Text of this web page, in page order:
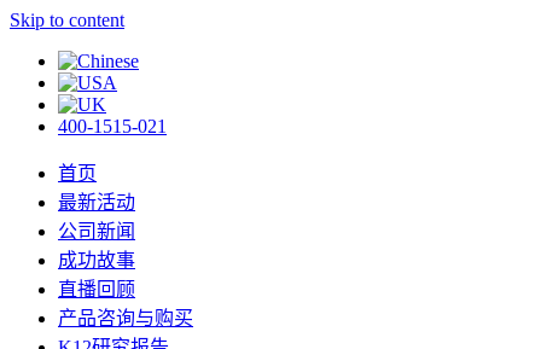
Skip to content
400-1515-021
首页
最新活动
公司新闻
成功故事
直播回顾
产品咨询与购买